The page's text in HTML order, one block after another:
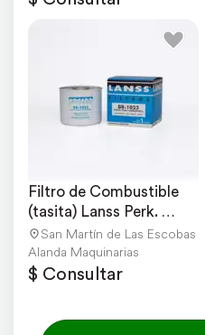
Filtro de Combustible
(tasita) Lanss Perk.
004060
San Martín de Las Escobas
Alanda Maquinarias
$ Consultar